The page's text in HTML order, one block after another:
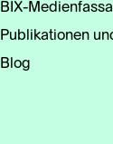
BIX-
Publikationen
Blog